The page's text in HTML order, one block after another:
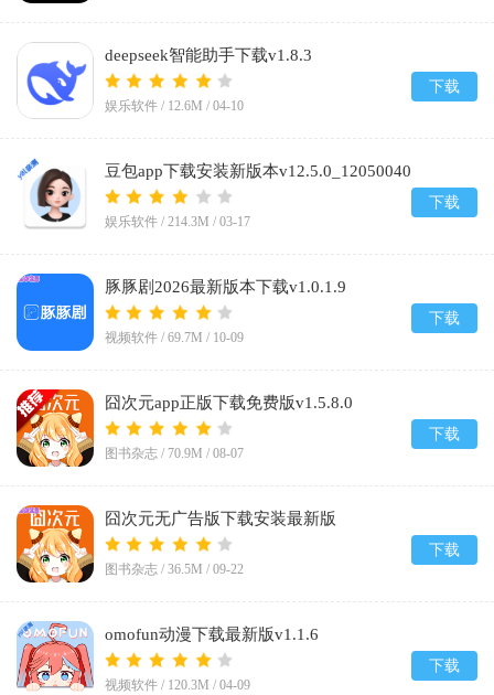
deepseek智能助手下载v1.8.3
娱乐软件 / 12.6M / 04-10
下载
豆包app下载安装新版本v12.5.0_12050040
娱乐软件 / 214.3M / 03-17
下载
豚豚剧2026最新版本下载v1.0.1.9
视频软件 / 69.7M / 10-09
下载
囧次元app正版下载免费版v1.5.8.0
图书杂志 / 70.9M / 08-07
下载
囧次元无广告版下载安装最新版
2026v1.5.8.0
图书杂志 / 36.5M / 09-22
下载
omofun动漫下载最新版v1.1.6
视频软件 / 120.3M / 04-09
下载